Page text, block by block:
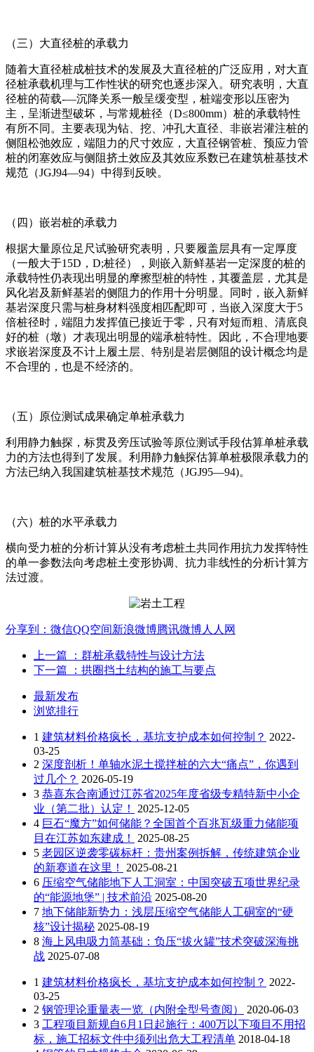
（三）大直径桩的承载力
随着大直径桩成桩技术的发展及大直径桩的广泛应用，对大直
径桩承载机理与工作性状的研究也逐步深入。研究表明，大直
径桩的荷载-—沉降关系一般呈缓变型，桩端变形以压密为
主，呈渐进型破坏，与常规桩径（D≤800mm）桩的承载特性
有所不同。主要表现为钻、挖、冲孔大直径、非嵌岩灌注桩的
侧阻松弛效应，端阻力的尺寸效应，大直径钢管桩、预应力管
桩的闭塞效应与侧阻挤土效应及其效应系数已在建筑桩基技术
规范（JGJ94—94）中得到反映。
（四）嵌岩桩的承载力
根据大量原位足尺试验研究表明，只要履盖层具有一定厚度
（一般大于15D，D;桩径），则嵌入新鲜基岩一定深度的桩的
承载特性仍表现出明显的摩擦型桩的特性，其覆盖层，尤其是
风化岩及新鲜基岩的侧阻力的作用十分明显。同时，嵌入新鲜
基岩深度只需与桩身材料强度相匹配即可，当嵌入深度大于5
倍桩径时，端阻力发挥值已接近于零，只有对短而粗、清底良
好的桩（墩）才表现出明显的端承桩特性。因此，不合理地要
求嵌岩深度及不计上履土层、特别是岩层侧阻的设计概念均是
不合理的，也是不经济的。
（五）原位测试成果确定单桩承载力
利用静力触探，标贯及旁压试验等原位测试手段估算单桩承载
力的方法也得到了发展。利用静力触探估算单桩极限承载力的
方法已纳入我国建筑桩基技术规范（JGJ95—94)。
（六）桩的水平承载力
横向受力桩的分析计算从没有考虑桩土共同作用抗力发挥特性
的单一参数法向考虑桩土变形协调、抗力非线性的分析计算方
法过渡。
分享到： 微信QQ空间新浪微博腾讯微博人人网
上一篇
：群桩承载特性与设计方法
下一篇
：拱圈挡土结构的施工与要点
最新发布
浏览排行
1 建筑材料价格疯长，基坑支护成本如何控制？ 2022-
03-25
2 深度剖析！单轴水泥土搅拌桩的六大“痛点”，你遇到
过几个？ 2026-05-19
3 恭喜东合南通过江苏省2025年度省级专精特新中小企
业（第二批）认定！
2025-12-05
4 巨石“魔方”如何储能？全国首个百兆瓦级重力储能项
目在江苏如东建成！
2025-08-25
5 老园区逆袭零碳标杆：贵州案例拆解，传统建筑企业
的新赛道在这里！
2025-08-21
6 压缩空气储能地下人工洞室：中国突破五项世界纪录
的“能源地堡” | 技术前沿 2025-08-20
7 地下储能新势力：浅层压缩空气储能人工硐室的“硬
核”设计揭秘 2025-08-19
8 海上风电吸力筒基础：负压“拔火罐”技术突破深海挑
战 2025-07-08
1 建筑材料价格疯长，基坑支护成本如何控制？ 2022-
03-25
2 钢管理论重量表一览（内附全型号查阅）
2020-06-03
3 工程项目新规自6月1日起施行：400万以下项目不用招
标，施工招标文件中须列出危大工程清单 2018-04-18